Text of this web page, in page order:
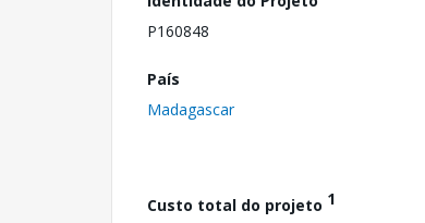
P160848
País
Madagascar
Custo total do projeto 1